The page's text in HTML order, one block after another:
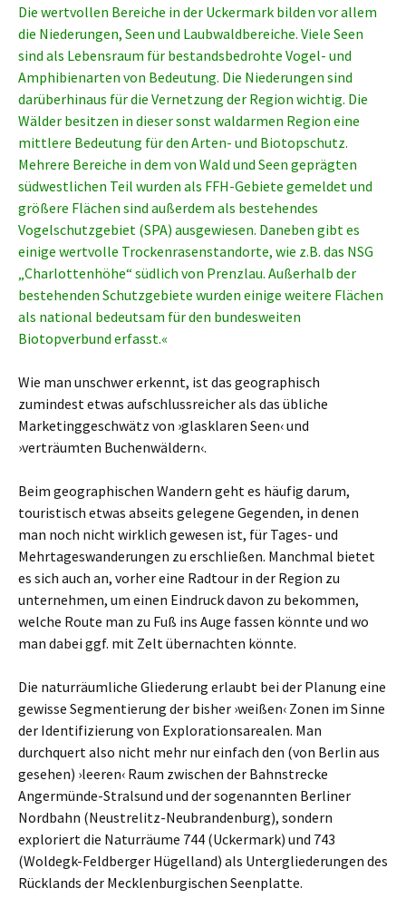
Die wertvollen Bereiche in der Uckermark bilden vor allem
die Niederungen, Seen und Laubwaldbereiche. Viele Seen
sind als Lebensraum für bestandsbedrohte Vogel- und
Amphibienarten von Bedeutung. Die Niederungen sind
darüberhinaus für die Vernetzung der Region wichtig. Die
Wälder besitzen in dieser sonst waldarmen Region eine
mittlere Bedeutung für den Arten- und Biotopschutz.
Mehrere Bereiche in dem von Wald und Seen geprägten
südwestlichen Teil wurden als FFH-Gebiete gemeldet und
größere Flächen sind außerdem als bestehendes
Vogelschutzgebiet (SPA) ausgewiesen. Daneben gibt es
einige wertvolle Trockenrasenstandorte, wie z.B. das NSG
„Charlottenhöhe“ südlich von Prenzlau. Außerhalb der
bestehenden Schutzgebiete wurden einige weitere Flächen
als national bedeutsam für den bundesweiten
Biotopverbund erfasst.«
Wie man unschwer erkennt, ist das geographisch
zumindest etwas aufschlussreicher als das übliche
Marketinggeschwätz von ›glasklaren Seen‹ und
›verträumten Buchenwäldern‹.
Beim geographischen Wandern geht es häufig darum,
touristisch etwas abseits gelegene Gegenden, in denen
man noch nicht wirklich gewesen ist, für Tages- und
Mehrtageswanderungen zu erschließen. Manchmal bietet
es sich auch an, vorher eine Radtour in der Region zu
unternehmen, um einen Eindruck davon zu bekommen,
welche Route man zu Fuß ins Auge fassen könnte und wo
man dabei ggf. mit Zelt übernachten könnte.
Die naturräumliche Gliederung erlaubt bei der Planung eine
gewisse Segmentierung der bisher ›weißen‹ Zonen im Sinne
der Identifizierung von Explorationsarealen. Man
durchquert also nicht mehr nur einfach den (von Berlin aus
gesehen) ›leeren‹ Raum zwischen der Bahnstrecke
Angermünde-Stralsund und der sogenannten Berliner
Nordbahn (Neustrelitz-Neubrandenburg), sondern
exploriert die Naturräume 744 (Uckermark) und 743
(Woldegk-Feldberger Hügelland) als Untergliederungen des
Rücklands der Mecklenburgischen Seenplatte.